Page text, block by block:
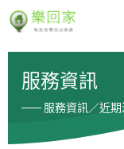
服務資訊
服務資訊／近期